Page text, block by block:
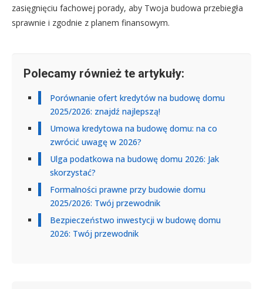
zasięgnięciu fachowej porady, aby Twoja budowa przebiegła
sprawnie i zgodnie z planem finansowym.
Polecamy również te artykuły:
Porównanie ofert kredytów na budowę domu
2025/2026: znajdź najlepszą!
Umowa kredytowa na budowę domu: na co
zwrócić uwagę w 2026?
Ulga podatkowa na budowę domu 2026: Jak
skorzystać?
Formalności prawne przy budowie domu
2025/2026: Twój przewodnik
Bezpieczeństwo inwestycji w budowę domu
2026: Twój przewodnik